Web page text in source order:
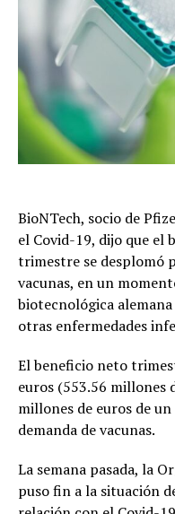
BioNTech, socio de
el Covid-19, dijo que el
trimestre se desplomó
vacunas, en un
biotecnológica
otras enfermedades
El beneficio neto
euros (553.56 millones
millones de euros de
demanda de vacunas.
La semana pasada, la
puso fin a la situación